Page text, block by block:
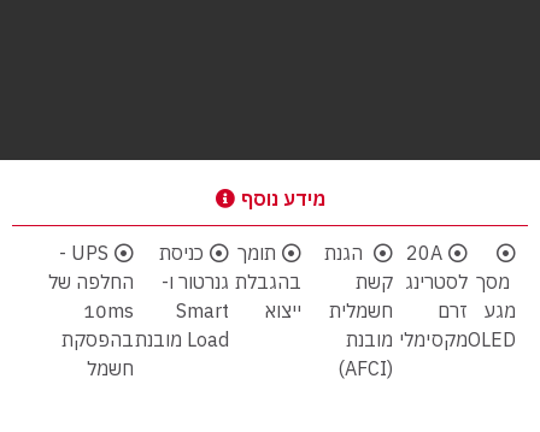
מידע נוסף
מסך
מגע
OLED
20A
לסטרינג
זרם
מקסימלי
הגנת
קשת
חשמלית
מובנת
(AFCI)
תומך
בהגבלת
ייצוא
כניסת
גנרטור ו-
Smart
Load מובנת
UPS -
החלפה של
10ms
בהפסקת
חשמל